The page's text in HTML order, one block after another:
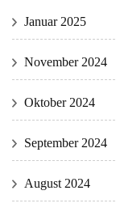
Januar 2025
November 2024
Oktober 2024
September 2024
August 2024